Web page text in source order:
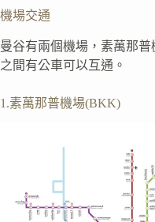
機場交通
曼谷有兩個機場，素萬那
之間有公車可以互通。
1.素萬那普機場(BKK)